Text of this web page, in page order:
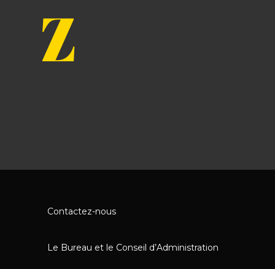
Z
Contactez-nous
Le Bureau et le Conseil d’Administration